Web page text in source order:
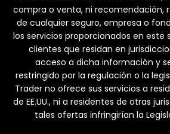
compra o venta, ni recomendación,
de cualquier seguro, empresa o
los servicios proporcionados en este
clientes que residan en
acceso a dicha información y
restringido por la regulación o la
Trader no ofrece sus servicios a
de EE.UU., ni a residentes de otras
tales ofertas infringirían la